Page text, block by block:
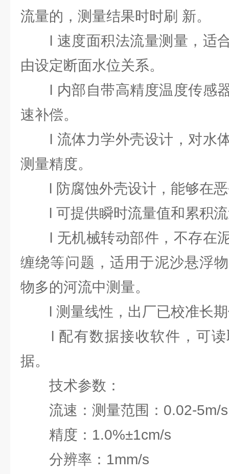
流量的，测量结果时时刷 新。
l 速度面积法流量测量，适
由设定断面水位关系。
l 内部自带高精度温度传感
速补偿。
l 流体力学外壳设计，对水
测量精度。
l 防腐蚀外壳设计，能够在恶
l 可提供瞬时流量值和累积流
l 无机械转动部件，不存在
缠绕等问题，适用于泥沙悬浮
物多的河流中测量。
l 测量线性，出厂已校准长期
l 配有数据接收软件，可读
据。
技术参数：
流速：测量范围：0.02-5m/s
精度：1.0%±1cm/s
分辨率：1mm/s